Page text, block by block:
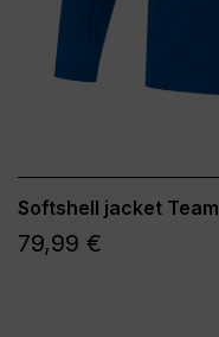
Softshell jacket Team
79,99 €